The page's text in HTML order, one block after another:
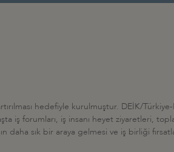
hedefiyle kurulmuştur. DEİK/
iş forumları, iş insanı heyet ziyaretleri,
sık bir araya gelmesi ve iş birliği